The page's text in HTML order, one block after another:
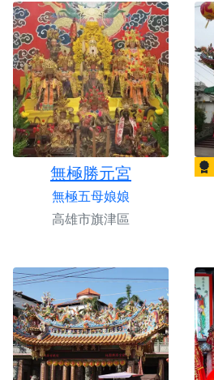
無極勝元宮
無極五母娘娘
高雄市旗津區